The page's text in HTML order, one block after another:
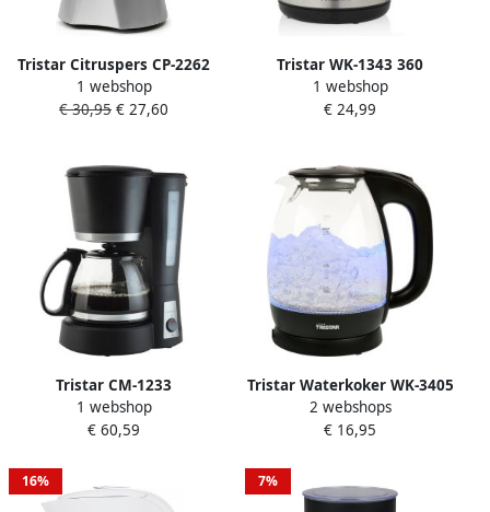
Tristar Citruspers CP-2262
sinaasappelpers elektrisch
2 perskegels links- en
limoenen en citroenen RVS
1 webshop
€ 30,95 € 27,60
Tristar WK-1343 360
Waterkoker – 1.7 liter –
2200 Watt Zwart
1 webshop
€ 24,99
Tristar CM-1233
Koffiezetapparaat 0.6 liter
Geschikt voor op de
Geschikt voor 6 Kopjes
Zwart
1 webshop
€ 60,59
Tristar Waterkoker WK-3405
Glazen waterkoker 1 7 liter
met LED 360° draaibaar
2 webshops
€ 16,95
16% 7%